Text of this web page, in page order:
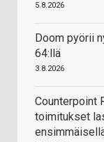
5.8.2026
Doom pyörii
64:llä
3.8.2026
Counterpoint
toimitukset